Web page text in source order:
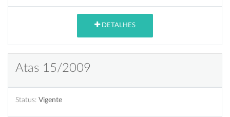
DETALHES
Atas 15/2009
Status: Vigente